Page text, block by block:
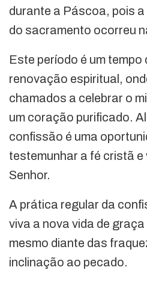
durante a Páscoa, pois
do sacramento ocorreu
Este período é um tempo
renovação espiritual,
chamados a celebrar o
um coração purificado.
confissão é uma
testemunhar a fé cristã e
Senhor.
A prática regular da
viva a nova vida de
mesmo diante das
inclinação ao pecado.